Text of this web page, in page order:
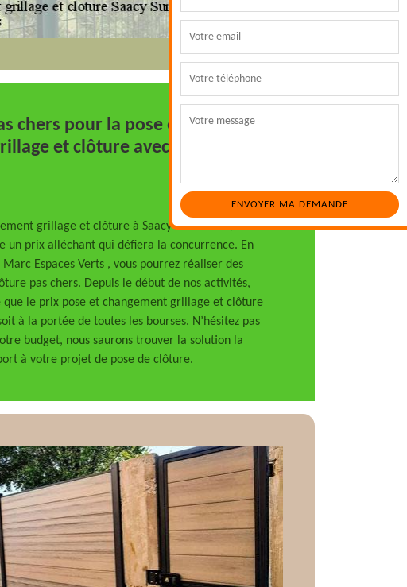
chers pour la pose et
et clôture avec Marc
grillage et clôture à Saacy Sur Marne, notre
un prix alléchant qui défiera la concurrence. En
Espaces Verts , vous pourrez réaliser des
pas chers. Depuis le début de nos activités,
que le prix pose et changement grillage et clôture
à la portée de toutes les bourses. N’hésitez pas
budget, nous saurons trouver la solution la
à votre projet de pose de clôture.